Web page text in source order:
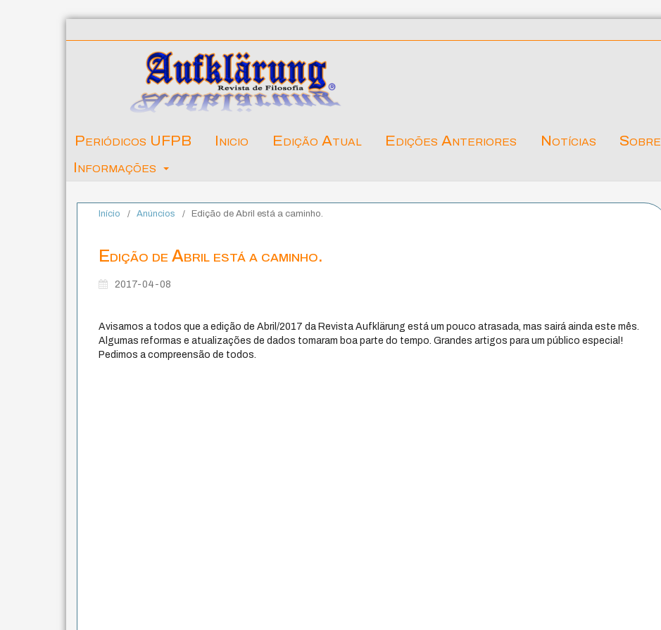
Periódicos UFPB Inicio Edição Atual Edições Anteriores Notícias
Sobre
Informações
Início / Anúncios / Edição de Abril está a caminho.
Edição de Abril está a caminho.
2017-04-08
Avisamos a todos que a edição de Abril/2017 da Revista Aufklärung está um pouco atrasada, mas sairá ainda este mês.
Algumas reformas e atualizações de dados tomaram boa parte do tempo. Grandes artigos para um público especial!
Pedimos a compreensão de todos.